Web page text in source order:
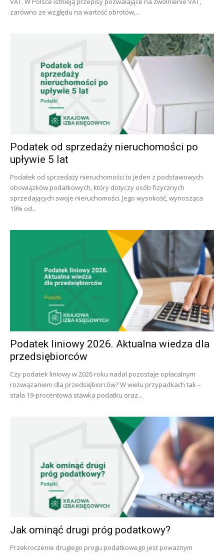
zarówno ze względu na wartość obrotów,...
Podatek od sprzedaży nieruchomości po
upływie 5 lat
Podatek od sprzedaży nieruchomości to jeden z podstawowych
obowiązków podatkowych, który dotyczy osób fizycznych
sprzedających swoje nieruchomości. Jego wysokość, wynosząca
19% od...
Podatek liniowy 2026. Aktualna wiedza dla
przedsiębiorców
Czy podatek liniowy w 2026 roku nadal pozostaje opłacalnym
rozwiązaniem dla przedsiębiorców? W wielu przypadkach tak –
stała 19-procentowa stawka podatku oraz...
Jak ominąć drugi próg podatkowy?
Przekroczenie drugiego progu podatkowego jest poważnym